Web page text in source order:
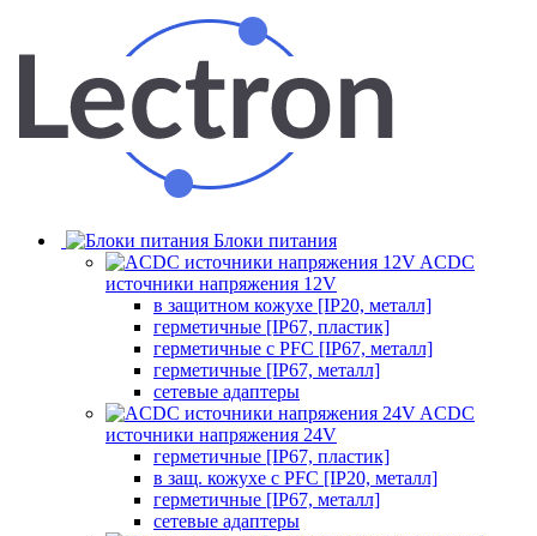
Блоки питания
ACDC
источники напряжения 12V
в защитном кожухе [IP20, металл]
герметичные [IP67, пластик]
герметичные с PFC [IP67, металл]
герметичные [IP67, металл]
сетевые адаптеры
ACDC
источники напряжения 24V
герметичные [IP67, пластик]
в защ. кожухе с PFC [IP20, металл]
герметичные [IP67, металл]
сетевые адаптеры